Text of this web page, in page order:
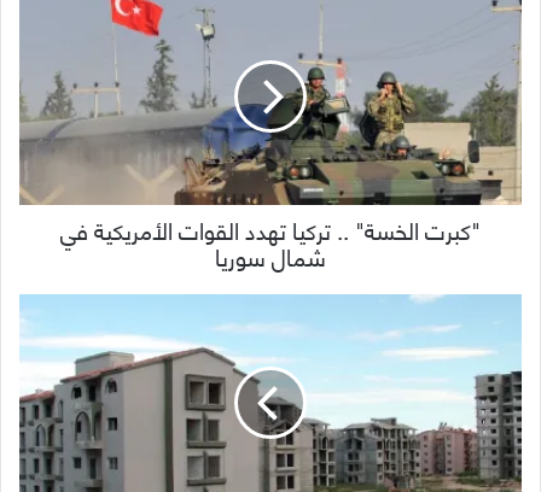
"كبرت الخسة" .. تركيا تهدد القوات الأمريكية في
شمال سوريا